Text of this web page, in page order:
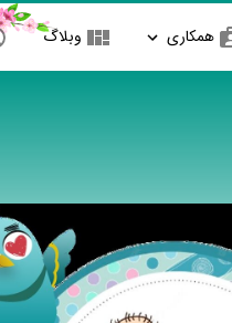
همکاری وبلاگ